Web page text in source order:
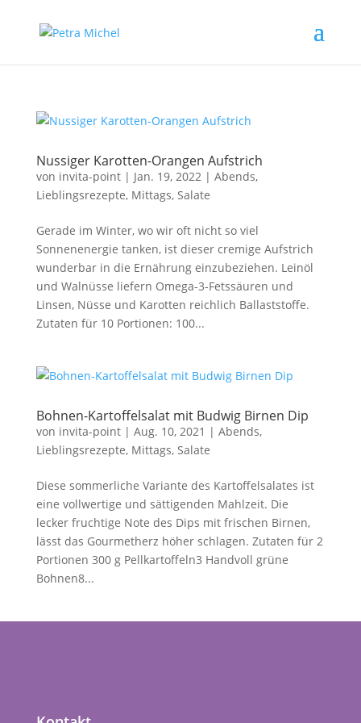
Nussiger Karotten-Orangen Aufstrich
von invita-point| Jan. 19, 2022| Abends,
Lieblingsrezepte, Mittags, Salate
Gerade im Winter, wo wir oft nicht so viel
Sonnenenergie tanken, ist dieser cremige Aufstrich
wunderbar in die Ernährung einzubeziehen. Leinöl
und Walnüsse liefern Omega-3-Fetssäuren und
Linsen, Nüsse und Karotten reichlich Ballaststoffe.
Zutaten für 10 Portionen: 100...
Bohnen-Kartoffelsalat mit Budwig Birnen Dip
von invita-point| Aug. 10, 2021 | Abends,
Lieblingsrezepte, Mittags, Salate
Diese sommerliche Variante des Kartoffelsalates ist
eine vollwertige und sättigenden Mahlzeit. Die
lecker fruchtige Note des Dips mit frischen Birnen,
lässt das Gourmetherz höher schlagen. Zutaten für 2
Portionen 300 g Pellkartoffeln3 Handvoll grüne
Bohnen8...